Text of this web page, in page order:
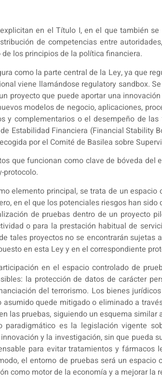
en el Título I, en el que también
de competencias entre
los principios de la política financiera.
como la parte central de la Ley, ya que
viene llamándose regulatory sandbox.
proyecto que puede aportar una
modelos de negocio, aplicaciones,
y complementarios o el desempeño de
Estabilidad Financiera (Financial Stability
por el Comité de Basilea sobre
que funcionan como clave de bóveda del
protocolo.
elemento principal, se trata de un
en el que los potenciales riesgos han
de pruebas dentro de un proyecto
o para la prestación habitual de
tales proyectos no se encontrarán
en esta Ley y en el correspondiente
en el espacio controlado de
la protección de datos de carácter
del terrorismo. Los bienes
asumido quede mitigado o eliminado a
las pruebas, siguiendo un esquema
paradigmático es la legislación vigente
y la investigación, sin que pueda
para evitar tratamientos y
el entorno de pruebas será un
como motor de la economía y a mejorar la